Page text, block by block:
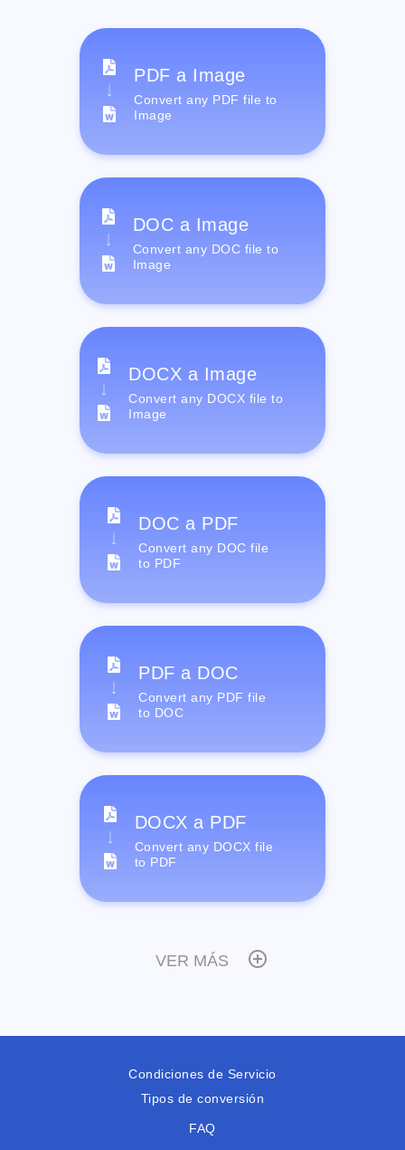
PDF a Image
Convert any PDF file to
Image
DOC a Image
Convert any DOC file to
Image
DOCX a Image
Convert any DOCX file to
Image
DOC a PDF
Convert any DOC file
to PDF
PDF a DOC
Convert any PDF file
to DOC
DOCX a PDF
Convert any DOCX file
to PDF
VER MÁS
Condiciones de Servicio
Tipos de conversión
FAQ